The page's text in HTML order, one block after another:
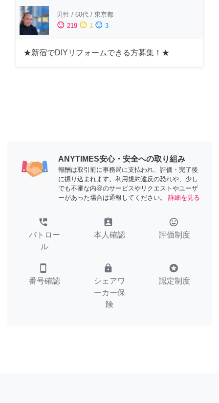
男性 / 60代 / 東京都
sentiment_satisfied 219 sentiment_neutral 1 sentiment_dissatisfied 3
★新宿でDIYリフォームできる方募集！★
ANYTIMES安心・安全への取り組み
報酬は取引前に事務局に支払われ、評価・完了後
に振り込まれます。利用規約違反の恐れや、少し
でも不審な内容のサービスやリクエストやユーザ
ーがあった場合は通報してください。
詳細を見る
perm_phone_msg
パトロー
ル
assignment_ind
本人確認
tag_faces
評価制度
smartphone
番号確認
lock
シェアワ
ーカー保
険
stars
認定制度